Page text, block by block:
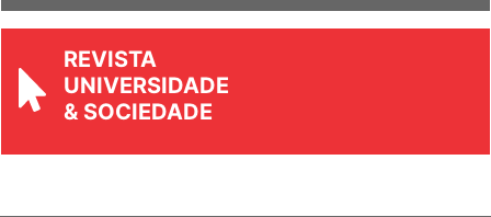
REVISTA
UNIVERSIDADE
& SOCIEDADE